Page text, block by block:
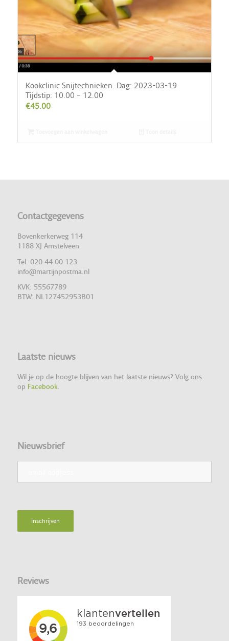
Kookclinic Snijtechnieken. Dag: 2023-03-19
Tijdstip: 10.00 – 12.00
€45.00
Contactgegevens
Bovenkerkerweg 114
1188 XJ Amstelveen
Tel: 020 44 00 123
info@martijnpostma.nl
KVK: 55567789
BTW: NL127452953B01
Laatste nieuws
Wil je op de hoogte blijven van het laatste nieuws? Volg ons
op Facebook.
Nieuwsbrief
Reviews